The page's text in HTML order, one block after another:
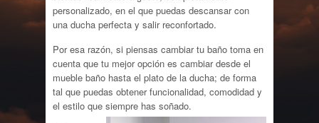
personalizado, en el que puedas descansar con
una ducha perfecta y salir reconfortado.
Por esa razón, si piensas cambiar tu baño toma en
cuenta que tu mejor opción es cambiar desde el
mueble baño hasta el plato de la ducha; de forma
tal que puedas obtener funcionalidad, comodidad y
el estilo que siempre has soñado.